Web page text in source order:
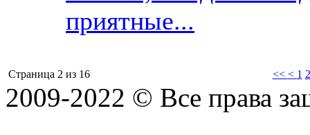
приятные...
Страница 2 из 16 << < 1 2
2009-2022 © Все права